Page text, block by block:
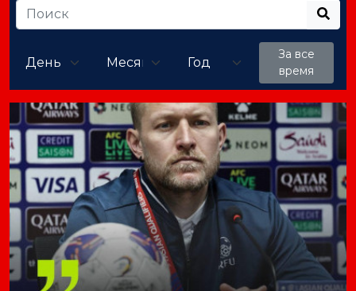
За все
время